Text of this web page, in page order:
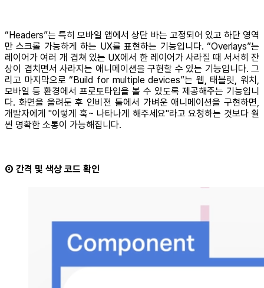
“Headers”는 특히 모바일 앱에서 상단 바는 고정되어 있고 하단 영역
만 스크롤 가능하게 하는 UX를 표현하는 기능입니다. “Overlays”는
레이어가 여러 개 겹쳐 있는 UX에서 한 레이어가 사라질 때 서서히 잔
상이 겹치면서 사라지는 애니메이션을 구현할 수 있는 기능입니다. 그
리고 마지막으로 “Build for multiple devices”는 웹, 태블릿, 워치,
모바일 등 환경에서 프로토타입을 볼 수 있도록 제공해주는 기능입니
다. 화면을 올려둔 후 인비젼 툴에서 가벼운 애니메이션을 구현하면,
개발자에게 "이렇게 훅~ 나타나게 해주세요"라고 요청하는 것보다 훨
씬 명확한 소통이 가능해집니다.
② 간격 및 색상 코드 확인